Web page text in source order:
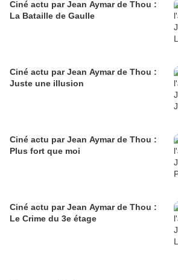
Ciné actu par Jean Aymar de Thou :
La Bataille de Gaulle
Ciné actu par Jean Aymar de Thou :
Juste une illusion
Ciné actu par Jean Aymar de Thou :
Plus fort que moi
Ciné actu par Jean Aymar de Thou :
Le Crime du 3e étage